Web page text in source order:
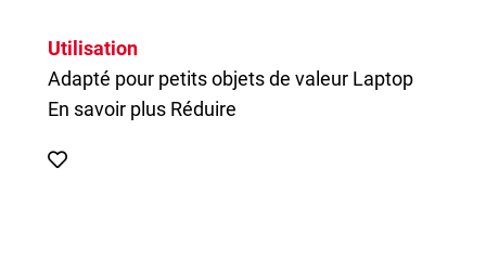
Utilisation
Adapté pour petits objets de valeur Laptop
En savoir plus Réduire